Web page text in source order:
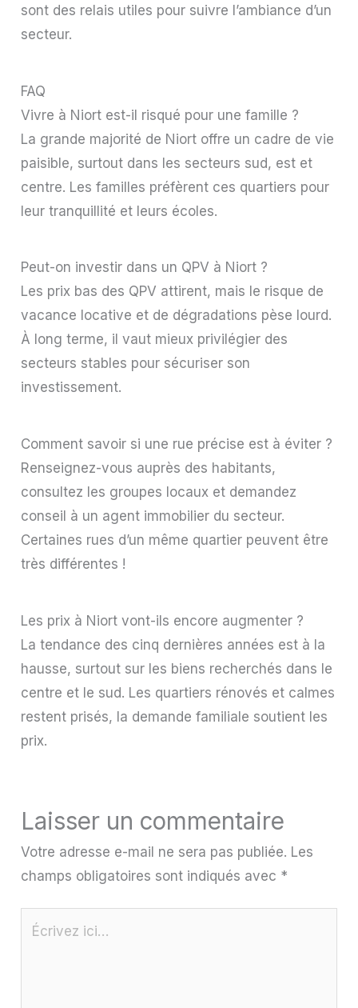
sont des relais utiles pour suivre l’ambiance d’un
secteur.
FAQ
Vivre à Niort est-il risqué pour une famille ?
La grande majorité de Niort offre un cadre de vie
paisible, surtout dans les secteurs sud, est et
centre. Les familles préfèrent ces quartiers pour
leur tranquillité et leurs écoles.
Peut-on investir dans un QPV à Niort ?
Les prix bas des QPV attirent, mais le risque de
vacance locative et de dégradations pèse lourd.
À long terme, il vaut mieux privilégier des
secteurs stables pour sécuriser son
investissement.
Comment savoir si une rue précise est à éviter ?
Renseignez-vous auprès des habitants,
consultez les groupes locaux et demandez
conseil à un agent immobilier du secteur.
Certaines rues d’un même quartier peuvent être
très différentes !
Les prix à Niort vont-ils encore augmenter ?
La tendance des cinq dernières années est à la
hausse, surtout sur les biens recherchés dans le
centre et le sud. Les quartiers rénovés et calmes
restent prisés, la demande familiale soutient les
prix.
Laisser un commentaire
Votre adresse e-mail ne sera pas publiée. Les
champs obligatoires sont indiqués avec *
Écrivez